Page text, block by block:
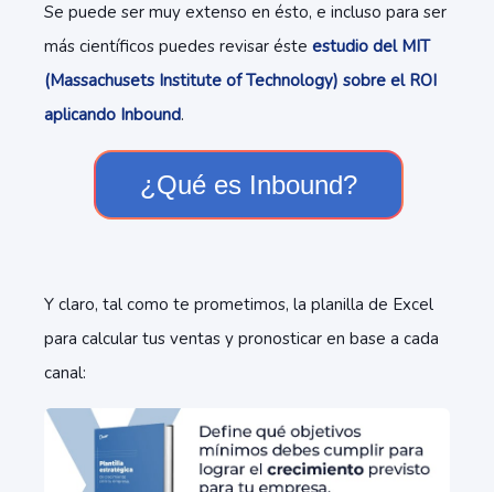
Se puede ser muy extenso en ésto, e incluso para ser
más científicos puedes revisar éste estudio del MIT
(Massachusets Institute of Technology) sobre el ROI
aplicando Inbound.
¿Qué es Inbound?
Y claro, tal como te prometimos, la planilla de Excel
para calcular tus ventas y pronosticar en base a cada
canal: